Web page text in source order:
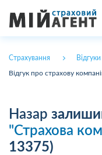
Страхування Відгуки
Відгук про страхову
Назар
"Страхова
13375)